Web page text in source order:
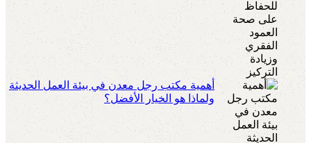
أهمية مكتب رجل معدن في بيئة العمل الحديثة
ولماذا هو الخيار الأفضل؟